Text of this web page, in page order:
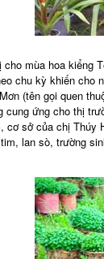
cho mùa hoa kiểng
chu kỳ khiến cho
(tên gọi quen
cung ứng cho thị
cơ sở của chị Thúy
lan sò, trường